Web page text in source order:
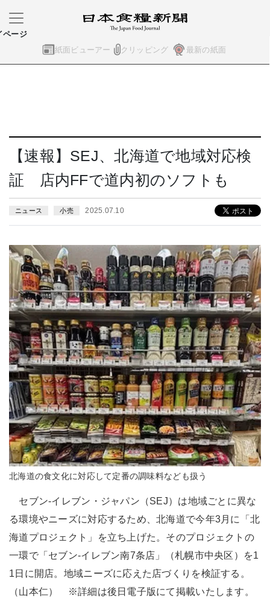
紙面ビューアー クリッピング 最新の紙面
ページ
【速報】SEJ、北海道で地域対応検
証 店内FFで道内初のソフトも
ニュース 小売 2025.07.10
北海道の食文化に対応して定番の調味料なども扱う
セブン-イレブン・ジャパン（SEJ）は地域ごとに異な
る環境やニーズに対応するため、北海道で今年3月に「北
海道プロジェクト」を立ち上げた。そのプロジェクトの
一環で「セブン-イレブン南7条店」（札幌市中央区）を1
1日に開店。地域ニーズに応えた店づくりを検証する。
（山本仁） ※詳細は後日電子版にて掲載いたします。